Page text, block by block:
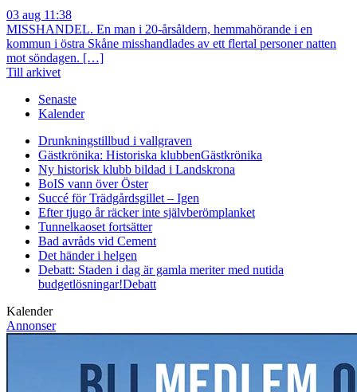
03 aug 11:38
MISSHANDEL. En man i 20-årsåldern, hemmahörande i en
kommun i östra Skåne misshandlades av ett flertal personer natten
mot söndagen. […]
Till arkivet
Senaste
Kalender
Drunkningstillbud i vallgraven
Gästkrönika: Historiska klubbenGästkrönika
Ny historisk klubb bildad i Landskrona
BoIS vann över Öster
Succé för Trädgårdsgillet – Igen
Efter tjugo år räcker inte självberömplanket
Tunnelkaoset fortsätter
Bad avråds vid Cement
Det händer i helgen
Debatt: Staden i dag är gamla meriter med nutida
budgetlösningar!Debatt
Kalender
Annonser